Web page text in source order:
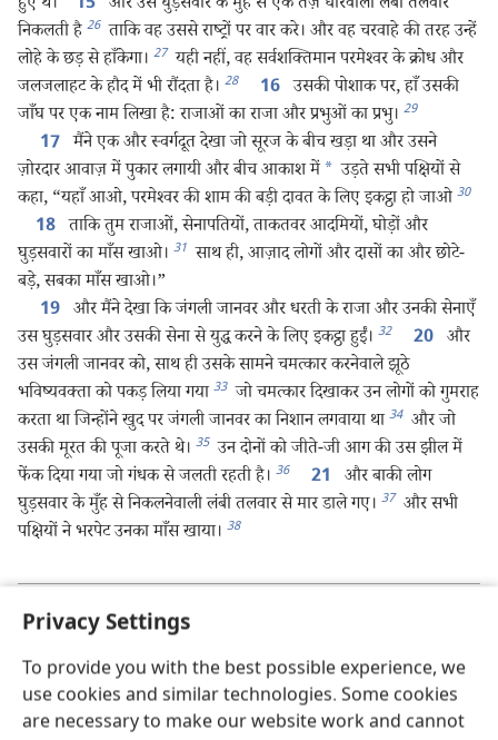
Privacy Settings
To provide you with the best possible experience, we
use cookies and similar technologies. Some cookies
are necessary to make our website work and cannot
निकलती है 26 ताकि वह उससे राष्ट्रों पर वार करे। और वह चरवाहे की तरह उन्हें
लोहे के छड़ से हाँकेगा। 27 यही नहीं, वह सर्वशक्‍तिमान परमेश्‍वर के क्रोध और
जलजलाहट के हौद में भी रौंदता है। 28 16 उसकी पोशाक पर, हाँ उसकी
जाँघ पर एक नाम लिखा है: राजाओं का राजा और प्रभुओं का प्रभु। 29
17 मैंने एक और स्वर्गदूत देखा जो सूरज के बीच खड़ा था और उसने
ज़ोरदार आवाज़ में पुकार लगायी और बीच आकाश में * उड़ते सभी पक्षियों से
कहा, “यहाँ आओ, परमेश्‍वर की शाम की बड़ी दावत के लिए इकट्ठा हो जाओ 30
18 ताकि तुम राजाओं, सेनापतियों, ताकतवर आदमियों, घोड़ों और
घुड़सवारों का माँस खाओ। 31 साथ ही, आज़ाद लोगों और दासों का और छोटे-
बड़े, सबका माँस खाओ।”
19 और मैंने देखा कि जंगली जानवर और धरती के राजा और उनकी सेनाएँ
उस घुड़सवार और उसकी सेना से युद्ध करने के लिए इकट्ठा हुईं। 32 20 और
उस जंगली जानवर को, साथ ही उसके सामने चमत्कार करनेवाले झूठे
भविष्यवक्‍ता को पकड़ लिया गया 33 जो चमत्कार दिखाकर उन लोगों को गुमराह
करता था जिन्होंने खुद पर जंगली जानवर का निशान लगवाया था 34 और जो
उसकी मूरत की पूजा करते थे। 35 उन दोनों को जीते-जी आग की उस झील में
फेंक दिया गया जो गंधक से जलती रहती है। 36 21
और बाकी लोग
घुड़सवार के मुँह से निकलनेवाली लंबी तलवार से मार डाले गए। 37 और सभी
पक्षियों ने भरपेट उनका माँस खाया। 38
पिछला
इस प्रकाशन की कॉपीराइट